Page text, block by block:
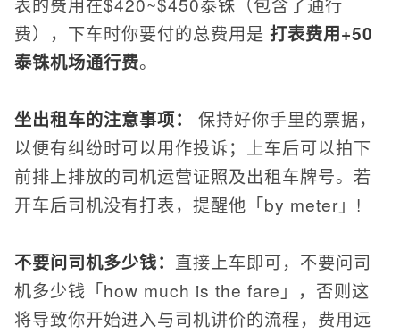
费），下车时你要付的总费用是 打表费用+50
泰铢机场通行费。
坐出租车的注意事项： 保持好你手里的票据，
以便有纠纷时可以用作投诉；上车后可以拍下
前排上排放的司机运营证照及出租车牌号。若
开车后司机没有打表，提醒他「by meter」!
不要问司机多少钱： 直接上车即可，不要问司
机多少钱「how much is the fare」，否则这
将导致你开始进入与司机讲价的流程，费用远